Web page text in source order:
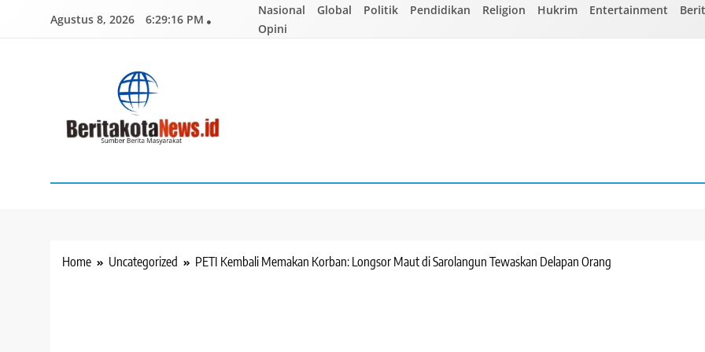
Agustus 8, 2026 6:29:17 PM
Nasional Global Politik Pendidikan Religion Hukrim Entertainment
Opini
Home Uncategorized PETI Kembali Memakan Korban: Longsor Maut di Sarolangun Tewaskan Delapan Orang